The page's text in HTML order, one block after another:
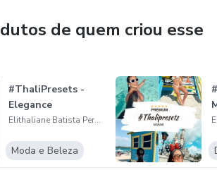
de quem criou esse
#ThaliPresets -
Elegance
Elithaliane Batista Pereira
Moda e Beleza